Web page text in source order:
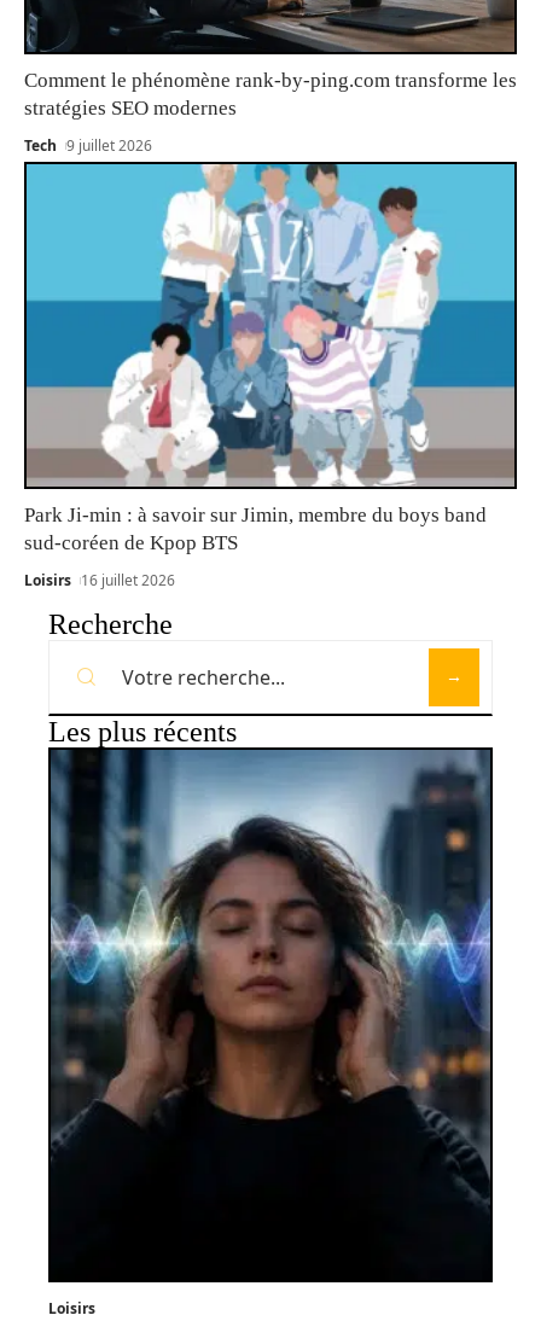
Comment le phénomène rank-by-ping.com transforme les
stratégies SEO modernes
Tech 9 juillet 2026
Park Ji-min : à savoir sur Jimin, membre du boys band
sud-coréen de Kpop BTS
Loisirs 16 juillet 2026
Recherche
Les plus récents
Loisirs